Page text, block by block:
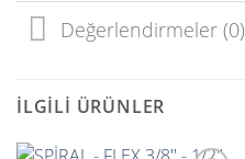
Değerlendirmeler (0)
İLGILI ÜRÜNLER